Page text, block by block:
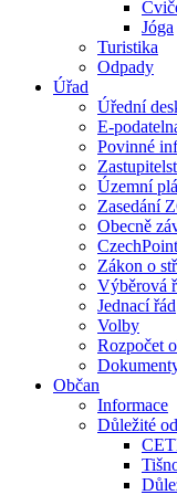
Jóga
Turistika
Odpady
Úřad
Úřední
E-
Povinné
Územní
Zasedání
Obecně
CzechPoint
Zákon o
Výběrová
Jednací řád
Volby
Rozpočet
Občan
Informace
Důležité